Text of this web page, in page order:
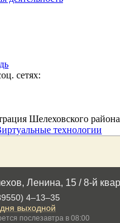
сетях:
Шелеховского района
технологии